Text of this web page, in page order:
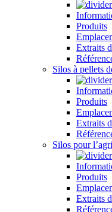
Produits
Extraits
Silos à pellets
Produits
Extraits
Silos pour
Produits
Extraits